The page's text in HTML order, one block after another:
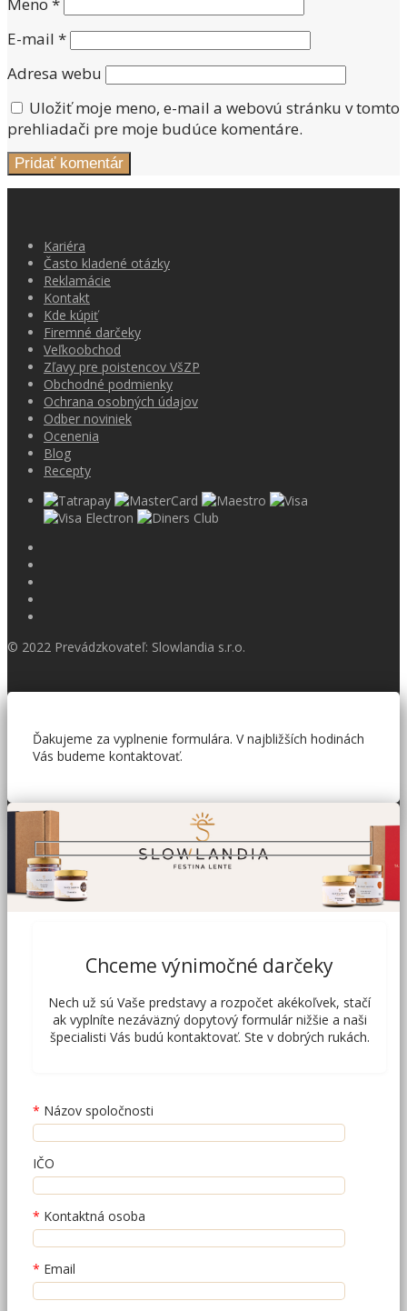
E-mail *
Adresa webu
Uložiť moje meno, e-mail a webovú stránku v tomto
prehliadači pre moje budúce komentáre.
Kariéra
Často kladené otázky
Reklamácie
Kontakt
Kde kúpiť
Firemné darčeky
Veľkoobchod
Zľavy pre poistencov VšZP
Obchodné podmienky
Ochrana osobných údajov
Odber noviniek
Ocenenia
Blog
Recepty
© 2022 Prevádzkovateľ: Slowlandia s.r.o.
Ďakujeme za vyplnenie formulára. V najbližších hodinách
Vás budeme kontaktovať.
Chceme výnimočné darčeky
Nech už sú Vaše predstavy a rozpočet akékoľvek, stačí
ak vyplníte nezáväzný dopytový formulár nižšie a naši
špecialisti Vás budú kontaktovať. Ste v dobrých rukách.
Názov spoločnosti
IČO
Kontaktná osoba
Email